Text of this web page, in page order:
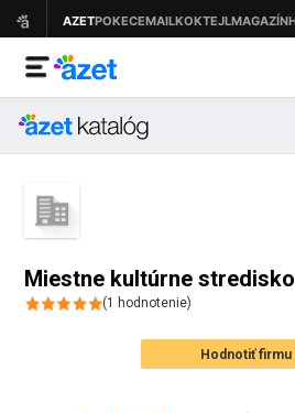
Miestne kultúrne stredisko
(1 hodnotenie)
Hodnotiť firmu